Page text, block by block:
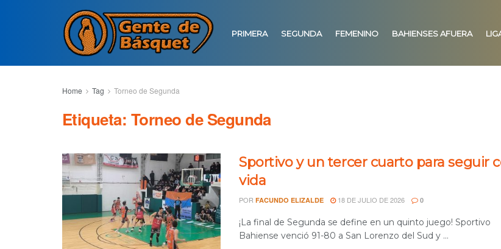
PRIMERA SEGUNDA FEMENINO BAHIENSES AFUERA
Home Tag Torneo de Segunda
Etiqueta: Torneo de Segunda
Sportivo y un tercer cuarto para seguir
vida
POR FACUNDO ELIZALDE 18 DE JULIO DE 2026 0
¡La final de Segunda se define en un quinto juego! Sportivo
Bahiense venció 91-80 a San Lorenzo del Sud y ...